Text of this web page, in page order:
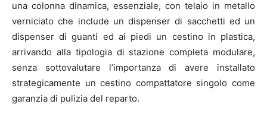
una colonna dinamica, essenziale, con telaio in metallo
verniciato che include un dispenser di sacchetti ed un
dispenser di guanti ed ai piedi un cestino in plastica,
arrivando alla tipologia di stazione completa modulare,
senza sottovalutare l’importanza di avere installato
strategicamente un cestino compattatore singolo come
garanzia di pulizia del reparto.